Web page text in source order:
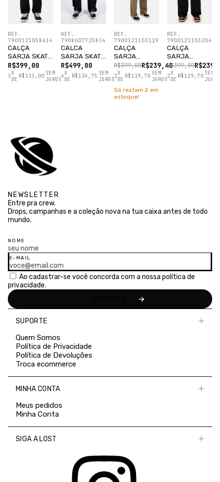
CALÇA
SARJA SKATE
PRETO
R$399,00
3X
DE R$133,00 SEM
JUROS
REF.
7900121058634
CALCA
SARJA SKATE
WORLDWILD
PRETO
R$499,00
4X
DE R$124,75 SEM
JUROS
REF.
7908607725834
CALÇA
SARJA
SKATEBOARD
FIT BEGE
R$239,40
R$399,00
2X
DE R$119,70 SEM
JUROS
REF.
7900121103129
Só restam 2 em
estoque!
CALÇA
SARJA
SKATEBOARD
FIT PRETO
R$399,00
2X
DE R$119,70 SEM
REF.
7900121103204
NEWSLETTER
Entre pra crew.
Drops, campanhas e a coleção nova na tua caixa antes de todo
mundo.
NOME
E-MAIL
Ao cadastrar-se você concorda com a nossa política de
privacidade.
SUPORTE
Quem Somos
Política de Privacidade
Política de Devoluções
Troca ecommerce
MINHA CONTA
Meus pedidos
Minha Conta
SIGA A LOST